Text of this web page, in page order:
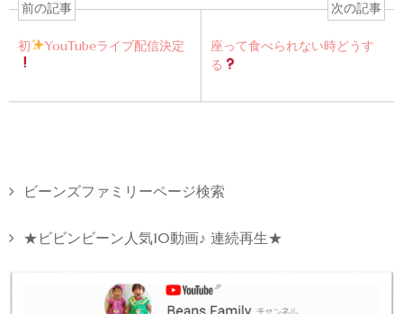
前の記事
初 YouTubeライブ配信決定
次の記事
座って食べられない時どうす
る
ビーンズファミリーページ検索
★ビビンビーン人気10動画♪ 連続再生★